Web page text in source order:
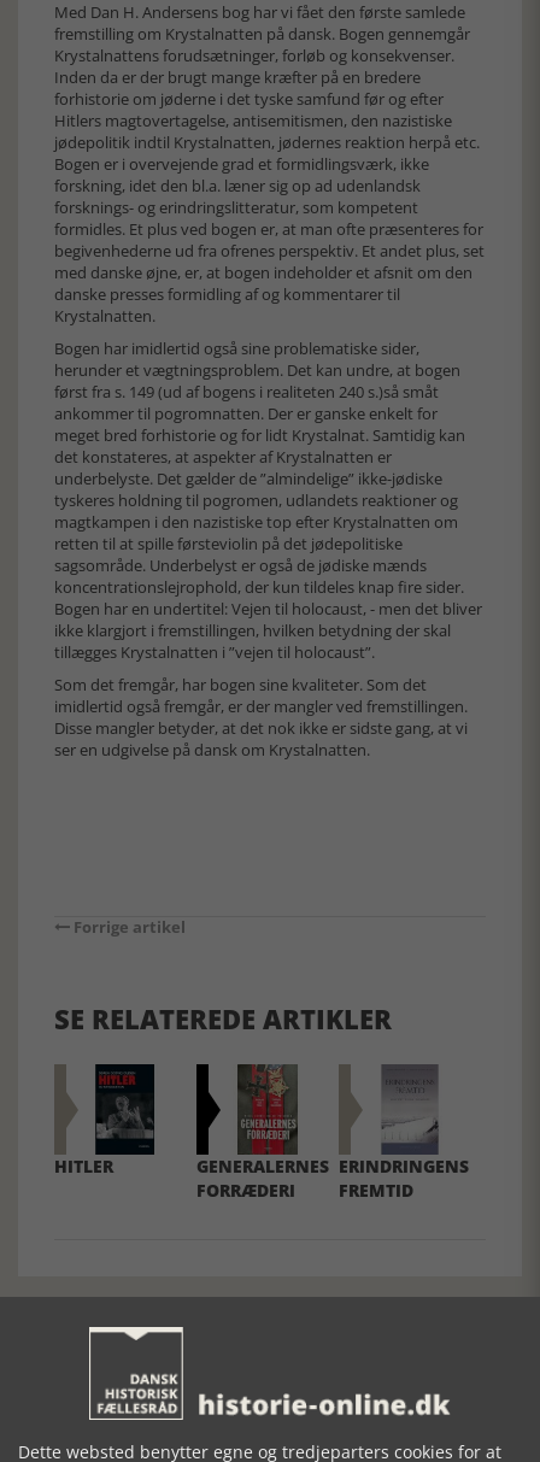
Med Dan H. Andersens bog har vi fået den første samlede
fremstilling om Krystalnatten på dansk. Bogen gennemgår
Krystalnattens forudsætninger, forløb og konsekvenser.
Inden da er der brugt mange kræfter på en bredere
forhistorie om jøderne i det tyske samfund før og efter
Hitlers magtovertagelse, antisemitismen, den nazistiske
jødepolitik indtil Krystalnatten, jødernes reaktion herpå etc.
Bogen er i overvejende grad et formidlingsværk, ikke
forskning, idet den bl.a. læner sig op ad udenlandsk
forsknings- og erindringslitteratur, som kompetent
formidles. Et plus ved bogen er, at man ofte præsenteres for
begivenhederne ud fra ofrenes perspektiv. Et andet plus, set
med danske øjne, er, at bogen indeholder et afsnit om den
danske presses formidling af og kommentarer til
Krystalnatten.
Bogen har imidlertid også sine problematiske sider,
herunder et vægtningsproblem. Det kan undre, at bogen
først fra s. 149 (ud af bogens i realiteten 240 s.)så småt
ankommer til pogromnatten. Der er ganske enkelt for
meget bred forhistorie og for lidt Krystalnat. Samtidig kan
det konstateres, at aspekter af Krystalnatten er
underbelyste. Det gælder de ”almindelige” ikke-jødiske
tyskeres holdning til pogromen, udlandets reaktioner og
magtkampen i den nazistiske top efter Krystalnatten om
retten til at spille førsteviolin på det jødepolitiske
sagsområde. Underbelyst er også de jødiske mænds
koncentrationslejrophold, der kun tildeles knap fire sider.
Bogen har en undertitel: Vejen til holocaust, - men det bliver
ikke klargjort i fremstillingen, hvilken betydning der skal
tillægges Krystalnatten i ”vejen til holocaust”.
Som det fremgår, har bogen sine kvaliteter. Som det
imidlertid også fremgår, er der mangler ved fremstillingen.
Disse mangler betyder, at det nok ikke er sidste gang, at vi
ser en udgivelse på dansk om Krystalnatten.
Forrige artikel
SE RELATEREDE ARTIKLER
HITLER
GENERALERNES
FORRÆDERI
ERINDRINGENS
FREMTID
Mosefolket
Dette websted benytter egne og tredjeparters cookies for at